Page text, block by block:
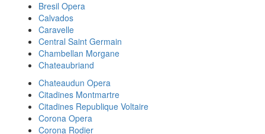
Bresil Opera
Calvados
Caravelle
Central Saint Germain
Chambellan Morgane
Chateaubriand
Chateaudun Opera
Citadines Montmartre
Citadines Republique Voltaire
Corona Opera
Corona Rodier